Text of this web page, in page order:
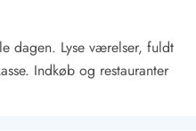
dagen. Lyse værelser, fuldt
Indkøb og restauranter